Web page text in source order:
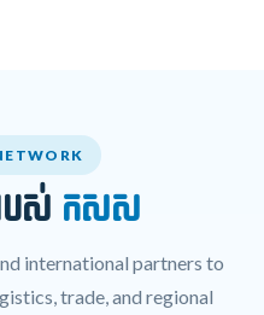
បស់ កសស
international partners to
trade, and regional